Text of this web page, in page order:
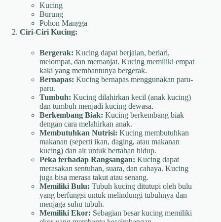
Kucing
Burung
Pohon Mangga
Ciri-Ciri Kucing:
Bergerak: Kucing dapat berjalan, berlari,
melompat, dan memanjat. Kucing memiliki empat
kaki yang membantunya bergerak.
Bernapas: Kucing bernapas menggunakan paru-
paru.
Tumbuh: Kucing dilahirkan kecil (anak kucing)
dan tumbuh menjadi kucing dewasa.
Berkembang Biak: Kucing berkembang biak
dengan cara melahirkan anak.
Membutuhkan Nutrisi: Kucing membutuhkan
makanan (seperti ikan, daging, atau makanan
kucing) dan air untuk bertahan hidup.
Peka terhadap Rangsangan: Kucing dapat
merasakan sentuhan, suara, dan cahaya. Kucing
juga bisa merasa takut atau senang.
Memiliki Bulu: Tubuh kucing ditutupi oleh bulu
yang berfungsi untuk melindungi tubuhnya dan
menjaga suhu tubuh.
Memiliki Ekor: Sebagian besar kucing memiliki